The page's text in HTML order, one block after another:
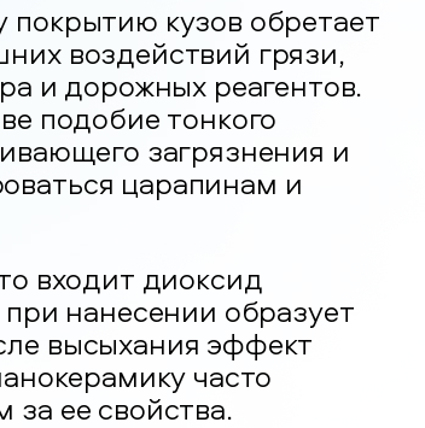
покрытию кузов обретает
воздействий грязи,
и дорожных реагентов.
подобие тонкого
загрязнения и
царапинам и
входит диоксид
нанесении образует
высыхания эффект
часто
ее свойства.